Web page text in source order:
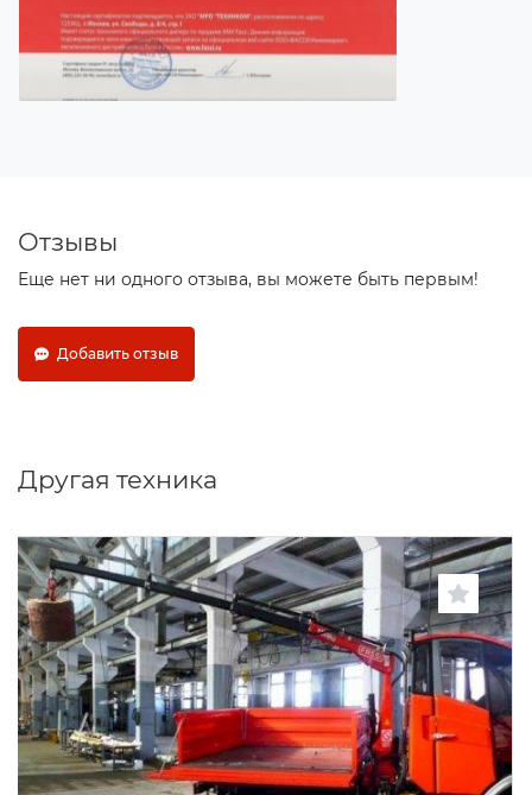
Отзывы
Еще нет ни одного отзыва, вы можете быть первым!
Добавить отзыв
Другая техника